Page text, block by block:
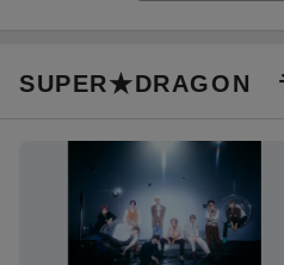
が当たる
【楽天24】日用品の楽天24と
ーポン★
【楽天市場】対象のUlike製品
SUPER★DRAGON